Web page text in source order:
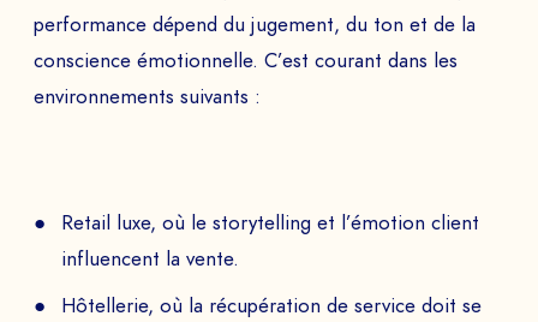
performance dépend du jugement, du ton et de la
conscience émotionnelle. C’est courant dans les
environnements suivants :
Retail luxe, où le storytelling et l’émotion client
influencent la vente.
Hôtellerie, où la récupération de service doit se